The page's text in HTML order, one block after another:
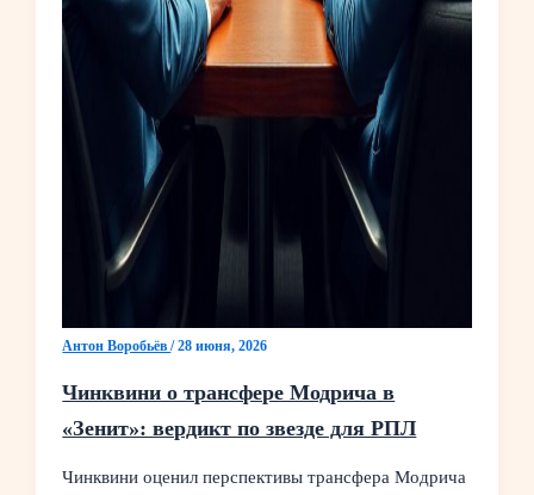
Антон Воробьёв/28 июня, 2026
Чинквини о трансфере Модрича в
«Зенит»: вердикт по звезде для РПЛ
Чинквини оценил перспективы трансфера Модрича